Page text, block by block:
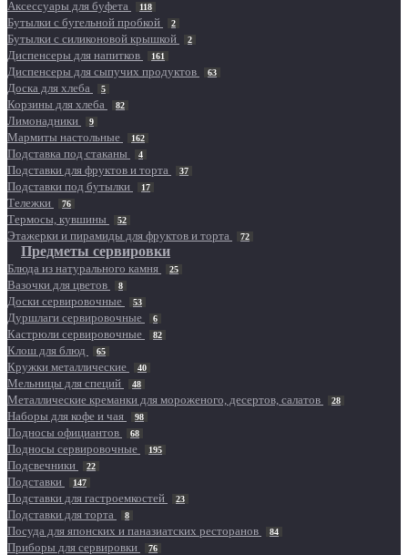
Аксессуары для буфета 118
Бутылки с бугельной пробкой 2
Бутылки с силиконовой крышкой 2
Диспенсеры для напитков 161
Диспенсеры для сыпучих продуктов 63
Доска для хлеба 5
Корзины для хлеба 82
Лимонадники 9
Мармиты настольные 162
Подставка под стаканы 4
Подставки для фруктов и торта 37
Подставки под бутылки 17
Тележки 76
Термосы, кувшины 52
Этажерки и пирамиды для фруктов и торта 72
Предметы сервировки
Блюда из натурального камня 25
Вазочки для цветов 8
Доски сервировочные 53
Дуршлаги сервировочные 6
Кастрюли сервировочные 82
Клош для блюд 65
Кружки металлические 40
Мельницы для специй 48
Металлические креманки для мороженого, десертов, салатов 28
Наборы для кофе и чая 98
Подносы официантов 68
Подносы сервировочные 195
Подсвечники 22
Подставки 147
Подставки для гастроемкостей 23
Подставки для торта 8
Посуда для японских и паназиатских ресторанов 84
Приборы для сервировки 76